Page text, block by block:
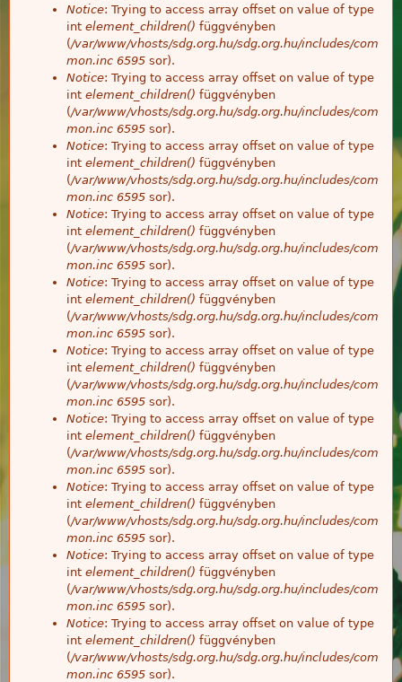
Notice: Trying to access array offset on value of type
int element_children() függvényben
(/var/www/vhosts/sdg.org.hu/sdg.org.hu/includes/com
mon.inc 6595 sor).
Notice: Trying to access array offset on value of type
int element_children() függvényben
(/var/www/vhosts/sdg.org.hu/sdg.org.hu/includes/com
mon.inc 6595 sor).
Notice: Trying to access array offset on value of type
int element_children() függvényben
(/var/www/vhosts/sdg.org.hu/sdg.org.hu/includes/com
mon.inc 6595 sor).
Notice: Trying to access array offset on value of type
int element_children() függvényben
(/var/www/vhosts/sdg.org.hu/sdg.org.hu/includes/com
mon.inc 6595 sor).
Notice: Trying to access array offset on value of type
int element_children() függvényben
(/var/www/vhosts/sdg.org.hu/sdg.org.hu/includes/com
mon.inc 6595 sor).
Notice: Trying to access array offset on value of type
int element_children() függvényben
(/var/www/vhosts/sdg.org.hu/sdg.org.hu/includes/com
mon.inc 6595 sor).
Notice: Trying to access array offset on value of type
int element_children() függvényben
(/var/www/vhosts/sdg.org.hu/sdg.org.hu/includes/com
mon.inc 6595 sor).
Notice: Trying to access array offset on value of type
int element_children() függvényben
(/var/www/vhosts/sdg.org.hu/sdg.org.hu/includes/com
mon.inc 6595 sor).
Notice: Trying to access array offset on value of type
int element_children() függvényben
(/var/www/vhosts/sdg.org.hu/sdg.org.hu/includes/com
mon.inc 6595 sor).
Notice: Trying to access array offset on value of type
int element_children() függvényben
(/var/www/vhosts/sdg.org.hu/sdg.org.hu/includes/com
mon.inc 6595 sor).